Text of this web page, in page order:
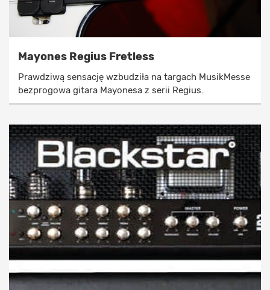
Mayones Regius Fretless
Prawdziwą sensację wzbudziła na targach MusikMesse
bezprogowa gitara Mayonesa z serii Regius.